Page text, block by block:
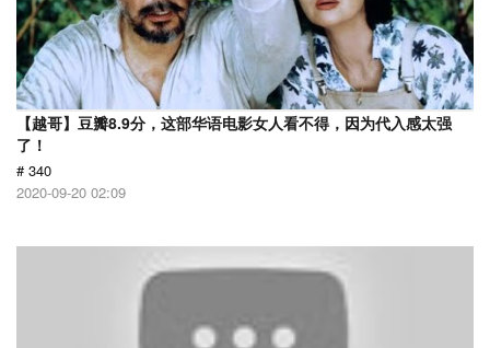
【越哥】豆瓣8.9分，这部华语电影女人看不得，因为代入感太强
了！
# 340
2020-09-20 02:09